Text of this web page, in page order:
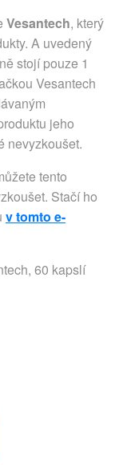
Vesantech, který
A uvedený
stojí pouze 1
Vesantech
jeho
nevyzkoušet.
tento
Stačí ho
v tomto e-
60 kapslí